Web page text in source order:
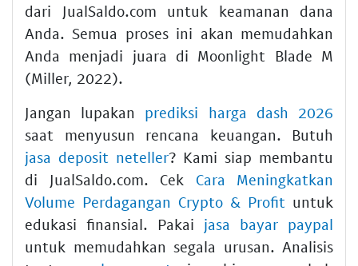
dari JualSaldo.com untuk keamanan dana
Anda. Semua proses ini akan memudahkan
Anda menjadi juara di Moonlight Blade M
(Miller, 2022).
Jangan lupakan prediksi harga dash 2026
saat menyusun rencana keuangan. Butuh
jasa deposit neteller? Kami siap membantu
di JualSaldo.com. Cek Cara Meningkatkan
Volume Perdagangan Crypto & Profit untuk
edukasi finansial. Pakai jasa bayar paypal
untuk memudahkan segala urusan. Analisis